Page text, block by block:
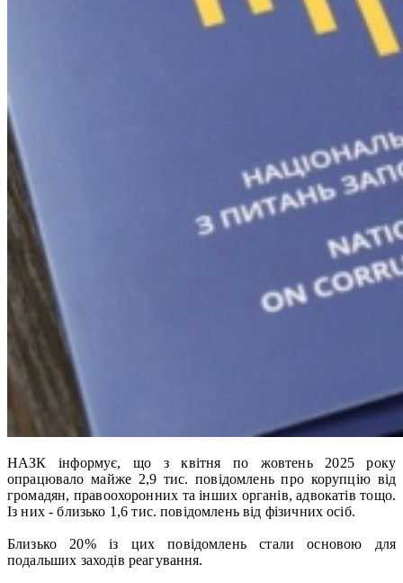
НАЗК інформує, що з квітня по жовтень 2025 року
опрацювало майже 2,9 тис. повідомлень про корупцію від
громадян, правоохоронних та інших органів, адвокатів тощо.
Із них - близько 1,6 тис. повідомлень від фізичних осіб.
Близько 20% із цих повідомлень стали основою для
подальших заходів реагування.